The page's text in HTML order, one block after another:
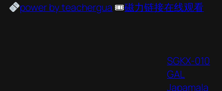
power by teachergua 🎟磁力链接在线观看
SGKX-010
GAL
Japamala